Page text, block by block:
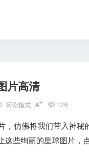
片高清
126
2 阅读模式
仿佛将我们带入神秘
些绚丽的星球图片，